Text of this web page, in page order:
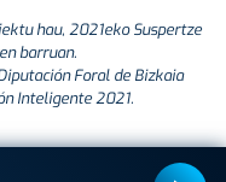
hau, 2021eko Suspertze
barruan.
Foral de Bizkaia
Inteligente 2021.